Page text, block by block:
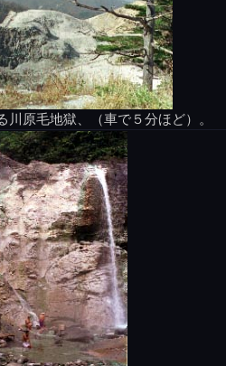
川原毛地獄、（車で５分ほど）。